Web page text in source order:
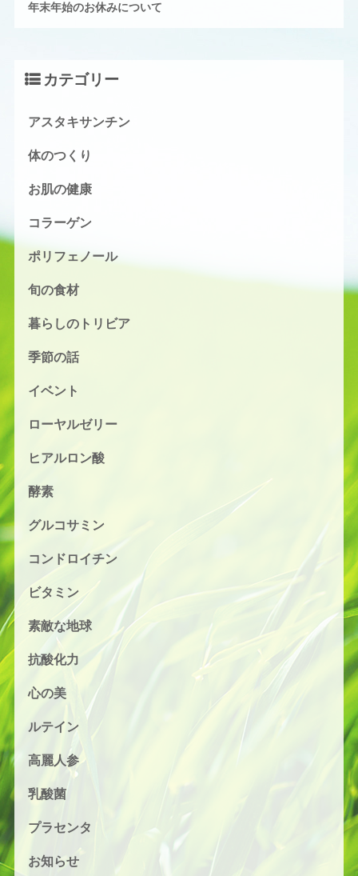
年末年始のお休みについて
カテゴリー
アスタキサンチン
体のつくり
お肌の健康
コラーゲン
ポリフェノール
旬の食材
暮らしのトリビア
季節の話
イベント
ローヤルゼリー
ヒアルロン酸
酵素
グルコサミン
コンドロイチン
ビタミン
素敵な地球
抗酸化力
心の美
ルテイン
高麗人参
乳酸菌
プラセンタ
お知らせ